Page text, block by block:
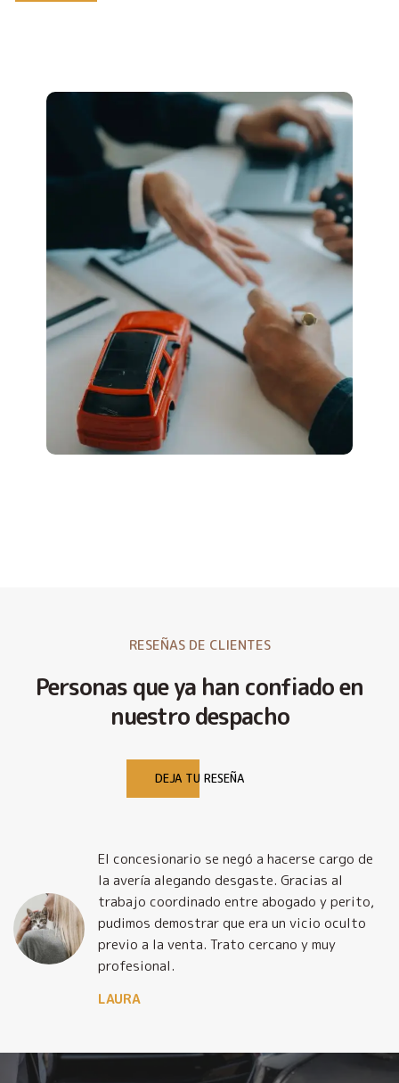
RESEÑAS DE CLIENTES
Personas que ya han confiado en
nuestro despacho
DEJA TU RESEÑA
El concesionario se negó a hacerse cargo de
la avería alegando desgaste. Gracias al
trabajo coordinado entre abogado y perito,
pudimos demostrar que era un vicio oculto
previo a la venta. Trato cercano y muy
profesional.
LAURA